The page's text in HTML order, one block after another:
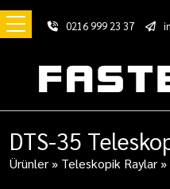
0216 999 23 37
DTS-35
Ürünler» Teleskopik Raylar»